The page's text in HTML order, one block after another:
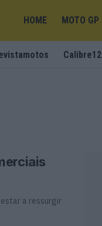
HOME MOTO GP
Calibre12
a ressurgir